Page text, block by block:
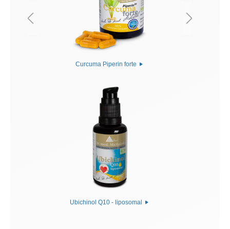
Curcuma Piperin forte
Ubichinol Q10 - liposomal